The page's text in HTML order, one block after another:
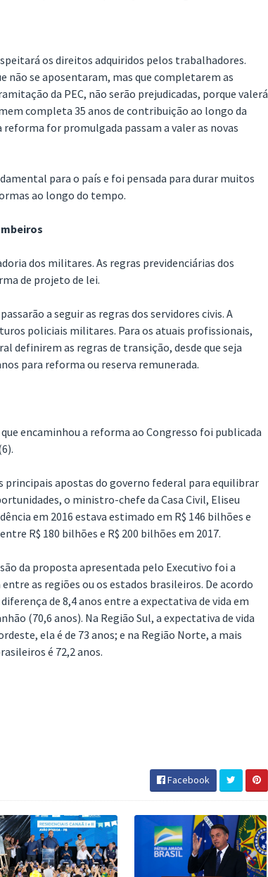
os direitos adquiridos pelos trabalhadores.
não se aposentaram, mas que completarem as
da PEC, não serão prejudicadas, porque valerá
completa 35 anos de contribuição ao longo da
reforma for promulgada passam a valer as novas
para o país e foi pensada para durar muitos
ao longo do tempo.
dos militares. As regras previdenciárias dos
de projeto de lei.
a seguir as regras dos servidores civis. A
policiais militares. Para os atuais profissionais,
definirem as regras de transição, desde que seja
para reforma ou reserva remunerada.
encaminhou a reforma ao Congresso foi publicada
principais apostas do governo federal para equilibrar
o ministro-chefe da Casa Civil, Eliseu
em 2016 estava estimado em R$ 146 bilhões e
R$ 180 bilhões e R$ 200 bilhões em 2017.
da proposta apresentada pelo Executivo foi a
as regiões ou os estados brasileiros. De acordo
de 8,4 anos entre a expectativa de vida em
(70,6 anos). Na Região Sul, a expectativa de vida
ela é de 73 anos; e na Região Norte, a mais
é 72,2 anos.
Facebook